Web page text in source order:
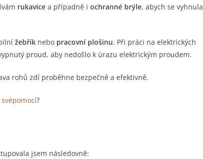
rukavice a případně i ochranné brýle, abych se vyhnula
žebřík nebo pracovní plošinu. Při práci na elektrických
proud, aby nedošlo k úrazu elektrickým proudem.
rohů zdí proběhne bezpečně a efektivně.
?
jsem následovně: